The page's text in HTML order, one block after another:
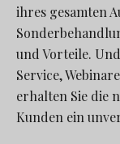
ihres gesamten
und Vorteile.
Service,
erhalten Sie die
Kunden ein